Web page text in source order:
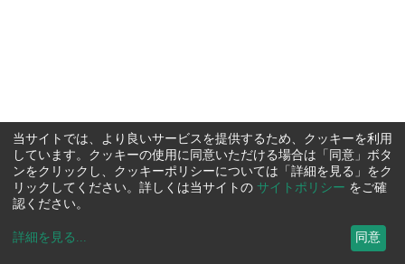
当サイトでは、より良いサービスを提供するため、クッキーを利用
しています。クッキーの使用に同意いただける場合は「同意」ボタ
ンをクリックし、クッキーポリシーについては「詳細を見る」をク
リックしてください。詳しくは当サイトの サイトポリシー をご確
認ください。
詳細を見る ... 同意